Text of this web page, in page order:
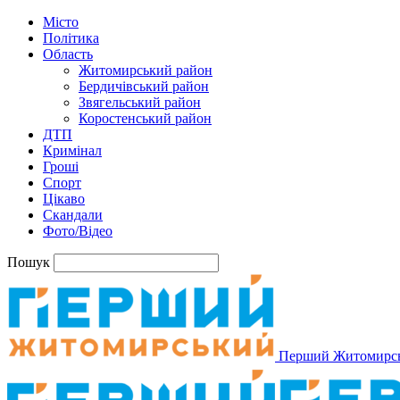
Місто
Політика
Область
Житомирський район
Бердичівський район
Звягельський район
Коростенський район
ДТП
Кримінал
Гроші
Спорт
Цікаво
Скандали
Фото/Відео
Пошук
Перший